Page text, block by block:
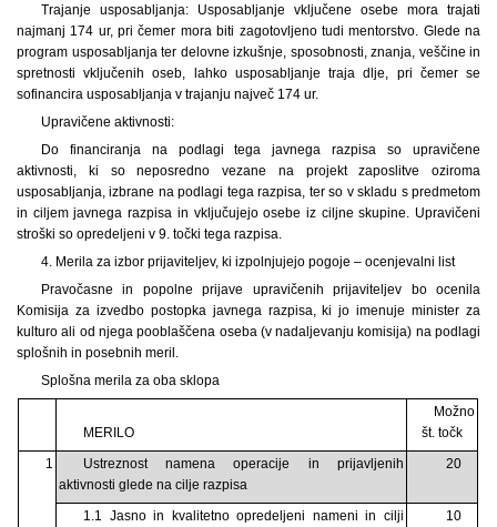
Trajanje usposabljanja: Usposabljanje vključene osebe mora trajati
najmanj 174 ur, pri čemer mora biti zagotovljeno tudi mentorstvo. Glede na
program usposabljanja ter delovne izkušnje, sposobnosti, znanja, veščine in
spretnosti vključenih oseb, lahko usposabljanje traja dlje, pri čemer se
sofinancira usposabljanja v trajanju največ 174 ur.
Upravičene aktivnosti:
Do financiranja na podlagi tega javnega razpisa so upravičene
aktivnosti, ki so neposredno vezane na projekt zaposlitve oziroma
usposabljanja, izbrane na podlagi tega razpisa, ter so v skladu s predmetom
in ciljem javnega razpisa in vključujejo osebe iz ciljne skupine. Upravičeni
stroški so opredeljeni v 9. točki tega razpisa.
4. Merila za izbor prijaviteljev, ki izpolnjujejo pogoje – ocenjevalni list
Pravočasne in popolne prijave upravičenih prijaviteljev bo ocenila
Komisija za izvedbo postopka javnega razpisa, ki jo imenuje minister za
kulturo ali od njega pooblaščena oseba (v nadaljevanju komisija) na podlagi
splošnih in posebnih meril.
Splošna merila za oba sklopa
MERILO
Možno
št. točk
1
Ustreznost namena operacije in prijavljenih
aktivnosti glede na cilje razpisa
20
1.1 Jasno in kvalitetno opredeljeni nameni in cilji
10